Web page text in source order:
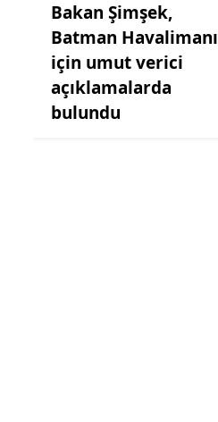
Bakan Şimşek,
Batman Havalimanı
için umut verici
açıklamalarda
bulundu